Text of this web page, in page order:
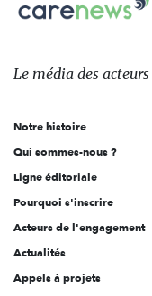
sur:
Le
des
l'engagement
Le média des acteurs
Notre histoire
Qui sommes-nous ?
Ligne éditoriale
Pourquoi s'inscrire
Acteurs de l'engagement
Actualités
Appels à projets